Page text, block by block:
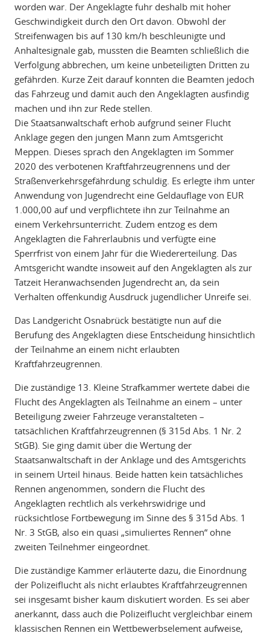
worden war. Der Angeklagte fuhr deshalb mit hoher
Geschwindigkeit durch den Ort davon. Obwohl der
Streifenwagen bis auf 130 km/h beschleunigte und
Anhaltesignale gab, mussten die Beamten schließlich die
Verfolgung abbrechen, um keine unbeteiligten Dritten zu
gefährden. Kurze Zeit darauf konnten die Beamten jedoch
das Fahrzeug und damit auch den Angeklagten ausfindig
machen und ihn zur Rede stellen.
Die Staatsanwaltschaft erhob aufgrund seiner Flucht
Anklage gegen den jungen Mann zum Amtsgericht
Meppen. Dieses sprach den Angeklagten im Sommer
2020 des verbotenen Kraftfahrzeugrennens und der
Straßenverkehrsgefährdung schuldig. Es erlegte ihm unter
Anwendung von Jugendrecht eine Geldauflage von EUR
1.000,00 auf und verpflichtete ihn zur Teilnahme an
einem Verkehrsunterricht. Zudem entzog es dem
Angeklagten die Fahrerlaubnis und verfügte eine
Sperrfrist von einem Jahr für die Wiedererteilung. Das
Amtsgericht wandte insoweit auf den Angeklagten als zur
Tatzeit Heranwachsenden Jugendrecht an, da sein
Verhalten offenkundig Ausdruck jugendlicher Unreife sei.
Das Landgericht Osnabrück bestätigte nun auf die
Berufung des Angeklagten diese Entscheidung hinsichtlich
der Teilnahme an einem nicht erlaubten
Kraftfahrzeugrennen.
Die zuständige 13. Kleine Strafkammer wertete dabei die
Flucht des Angeklagten als Teilnahme an einem – unter
Beteiligung zweier Fahrzeuge veranstalteten –
tatsächlichen Kraftfahrzeugrennen (§ 315d Abs. 1 Nr. 2
StGB). Sie ging damit über die Wertung der
Staatsanwaltschaft in der Anklage und des Amtsgerichts
in seinem Urteil hinaus. Beide hatten kein tatsächliches
Rennen angenommen, sondern die Flucht des
Angeklagten rechtlich als verkehrswidrige und
rücksichtlose Fortbewegung im Sinne des § 315d Abs. 1
Nr. 3 StGB, also ein quasi „simuliertes Rennen“ ohne
zweiten Teilnehmer eingeordnet.
Die zuständige Kammer erläuterte dazu, die Einordnung
der Polizeiflucht als nicht erlaubtes Kraftfahrzeugrennen
sei insgesamt bisher kaum diskutiert worden. Es sei aber
anerkannt, dass auch die Polizeiflucht vergleichbar einem
klassischen Rennen ein Wettbewerbselement aufweise,